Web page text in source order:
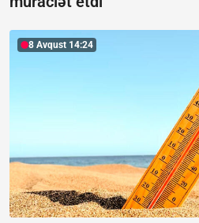
8 Avqust 14:24